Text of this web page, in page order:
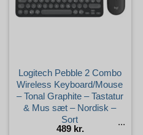
Logitech Pebble 2 Combo
Wireless Keyboard/Mouse
– Tonal Graphite – Tastatur
& Mus sæt – Nordisk –
Sort
489 kr.